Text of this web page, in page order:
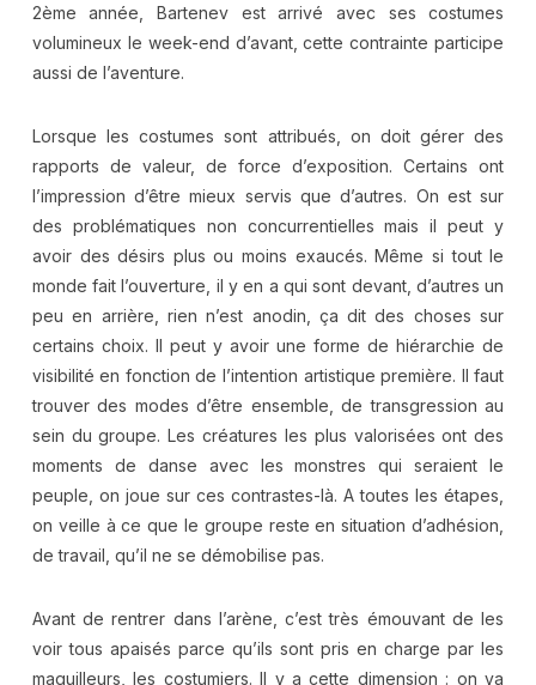
2ème année, Bartenev est arrivé avec ses costumes
volumineux le week-end d’avant, cette contrainte participe
aussi de l’aventure.
Lorsque les costumes sont attribués, on doit gérer des
rapports de valeur, de force d’exposition. Certains ont
l’impression d’être mieux servis que d’autres. On est sur
des problématiques non concurrentielles mais il peut y
avoir des désirs plus ou moins exaucés. Même si tout le
monde fait l’ouverture, il y en a qui sont devant, d’autres un
peu en arrière, rien n’est anodin, ça dit des choses sur
certains choix. Il peut y avoir une forme de hiérarchie de
visibilité en fonction de l’intention artistique première. Il faut
trouver des modes d’être ensemble, de transgression au
sein du groupe. Les créatures les plus valorisées ont des
moments de danse avec les monstres qui seraient le
peuple, on joue sur ces contrastes-là. A toutes les étapes,
on veille à ce que le groupe reste en situation d’adhésion,
de travail, qu’il ne se démobilise pas.
Avant de rentrer dans l’arène, c’est très émouvant de les
voir tous apaisés parce qu’ils sont pris en charge par les
maquilleurs, les costumiers. Il y a cette dimension : on va